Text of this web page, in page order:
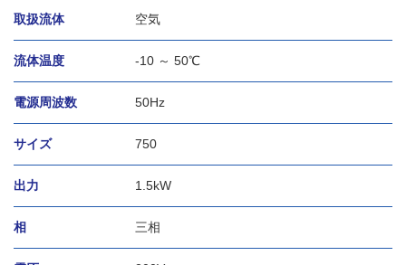
取扱流体 空気
流体温度 -10 ～ 50℃
電源周波数 50Hz
サイズ 750
出力 1.5kW
相 三相